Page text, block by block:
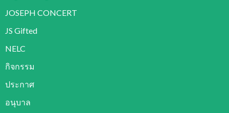
JOSEPH CONCERT
JS Gifted
NELC
กิจกรรม
ประกาศ
อนุบาล